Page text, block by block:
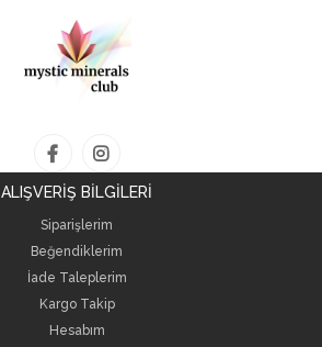
ALIŞVERİŞ BİLGİLERİ
Siparişlerim
Beğendiklerim
İade Taleplerim
Kargo Takip
Hesabım